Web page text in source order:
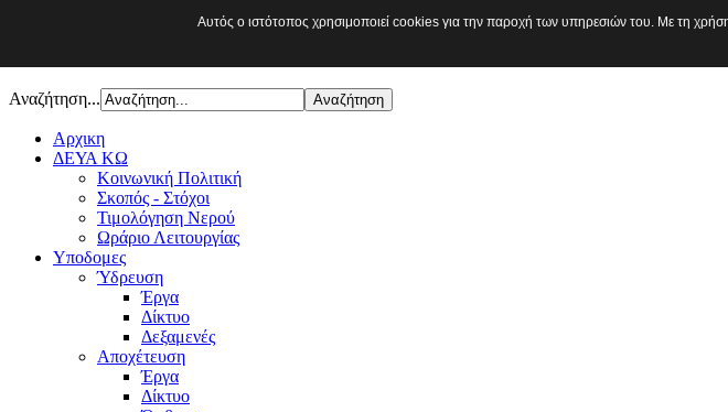
Αναζήτηση...
Αρχικη
ΔΕΥΑ ΚΩ
Κοινωνική Πολιτική
Σκοπός - Στόχοι
Τιμολόγηση Νερού
Ωράριο Λειτουργίας
Υποδομες
Ύδρευση
Έργα
Δίκτυο
Δεξαμενές
Αποχέτευση
Έργα
Δίκτυο
Αυτός ο ιστότοπος χρησιμοποιεί cookies για την παροχή των υπηρεσιών του. Με τη